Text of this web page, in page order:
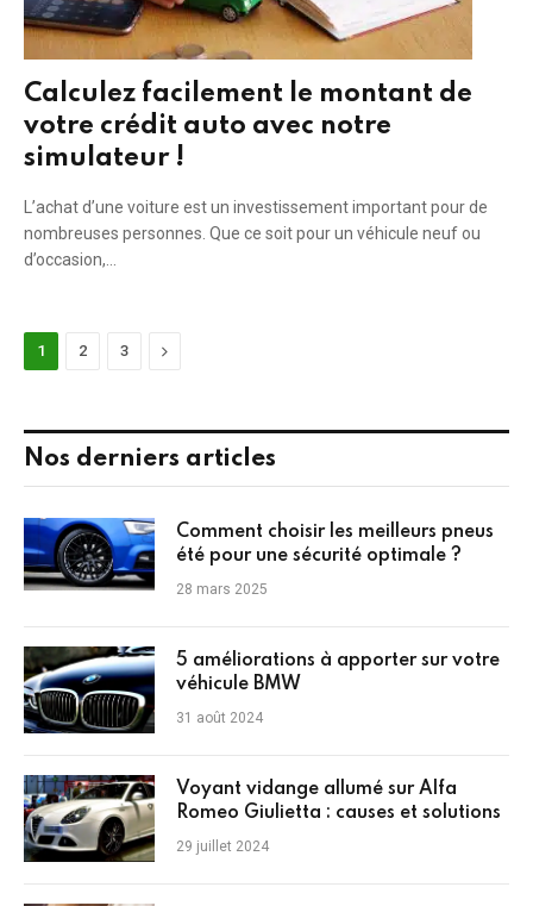
Calculez facilement le montant de
votre crédit auto avec notre
simulateur !
L’achat d’une voiture est un investissement important pour de
nombreuses personnes. Que ce soit pour un véhicule neuf ou
d’occasion,…
1 2 3 Next
Nos derniers articles
Comment choisir les meilleurs pneus
été pour une sécurité optimale ?
28 mars 2025
5 améliorations à apporter sur votre
véhicule BMW
31 août 2024
Voyant vidange allumé sur Alfa
Romeo Giulietta : causes et solutions
29 juillet 2024